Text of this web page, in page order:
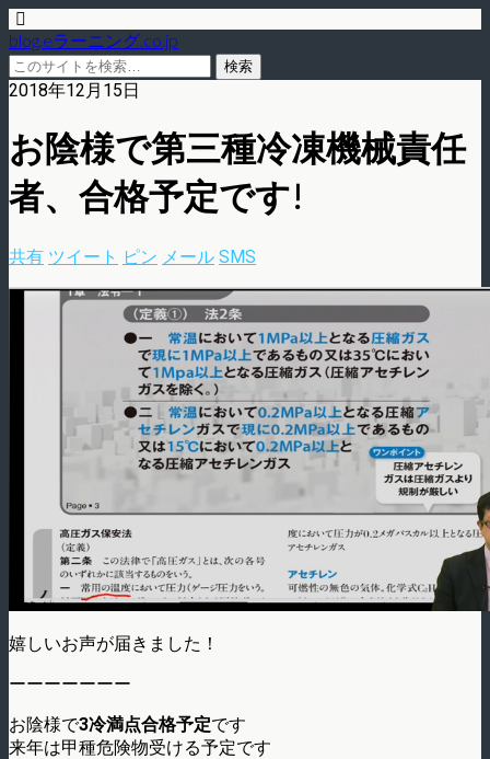
blog.eラーニング.co.jp
2018年12月15日
お陰様で第三種冷凍機械責任
者、合格予定です!
共有 ツイート ピン メール SMS
嬉しいお声が届きました！
ーーーーーーー
お陰様で3冷満点合格予定です
来年は甲種危険物受ける予定です